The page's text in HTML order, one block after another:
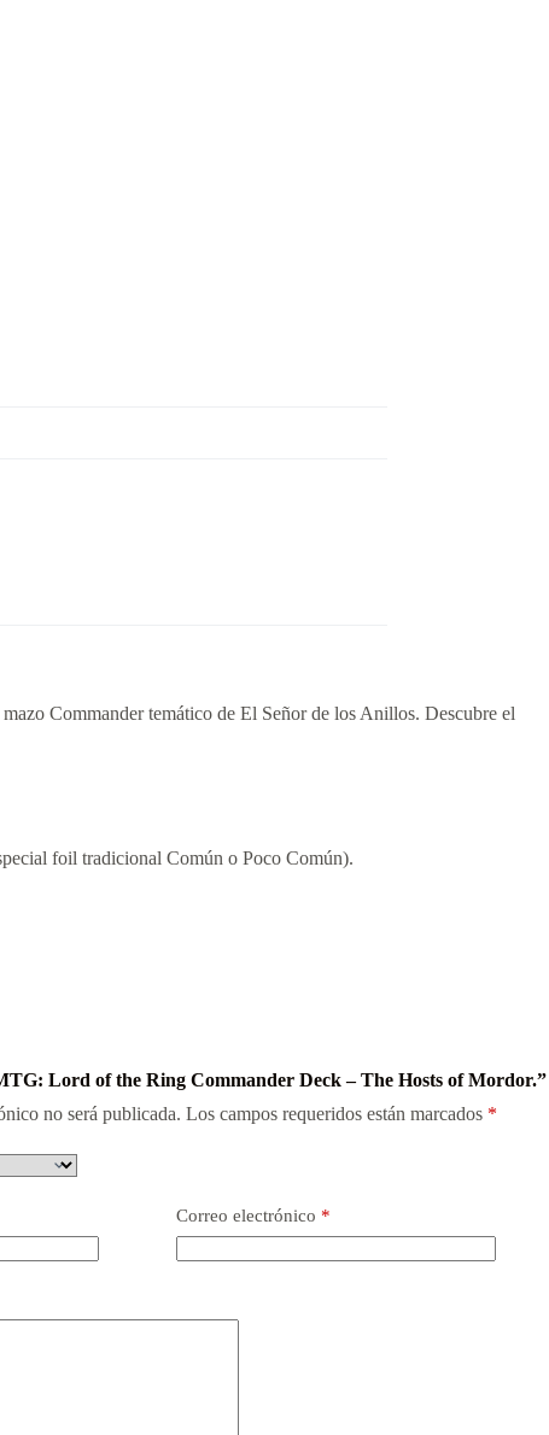
mazo Commander temático de El Señor de los Anillos. Descubre el
foil tradicional Común o Poco Común).
Lord of the Ring Commander Deck – The Hosts of Mordor.”
no será publicada. Los campos requeridos están marcados *
Correo electrónico *